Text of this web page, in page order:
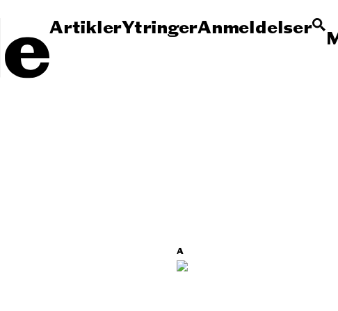
ArtiklerYtringerAnmeldelser